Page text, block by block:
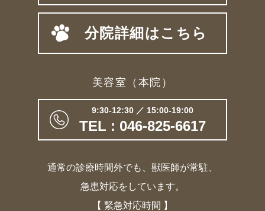
分院詳細はこちら
美容室（本院）
9:30-12:30 ／ 15:00-19:00
TEL : 046-825-6617
通常の診療時間外でも、獣医師が常駐、
急患対応をしています。
【 緊急対応時間 】